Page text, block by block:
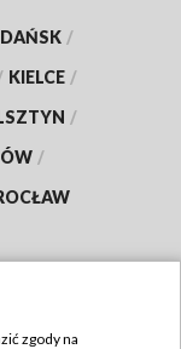
/
KIELCE /
/
/
zgody na